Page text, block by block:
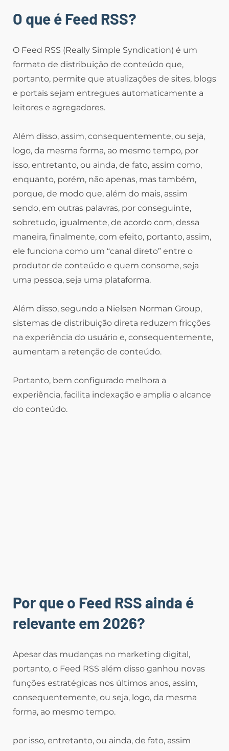
O que é Feed RSS?
O Feed RSS (Really Simple Syndication) é um
formato de distribuição de conteúdo que,
portanto, permite que atualizações de sites, blogs
e portais sejam entregues automaticamente a
leitores e agregadores.
Além disso, assim, consequentemente, ou seja,
logo, da mesma forma, ao mesmo tempo, por
isso, entretanto, ou ainda, de fato, assim como,
enquanto, porém, não apenas, mas também,
porque, de modo que, além do mais, assim
sendo, em outras palavras, por conseguinte,
sobretudo, igualmente, de acordo com, dessa
maneira, finalmente, com efeito, portanto, assim,
ele funciona como um “canal direto” entre o
produtor de conteúdo e quem consome, seja
uma pessoa, seja uma plataforma.
Além disso, segundo a Nielsen Norman Group,
sistemas de distribuição direta reduzem fricções
na experiência do usuário e, consequentemente,
aumentam a retenção de conteúdo.
Portanto, bem configurado melhora a
experiência, facilita indexação e amplia o alcance
do conteúdo.
Por que o Feed RSS ainda é
relevante em 2026?
Apesar das mudanças no marketing digital,
portanto, o Feed RSS além disso ganhou novas
funções estratégicas nos últimos anos, assim,
consequentemente, ou seja, logo, da mesma
forma, ao mesmo tempo.
por isso, entretanto, ou ainda, de fato, assim